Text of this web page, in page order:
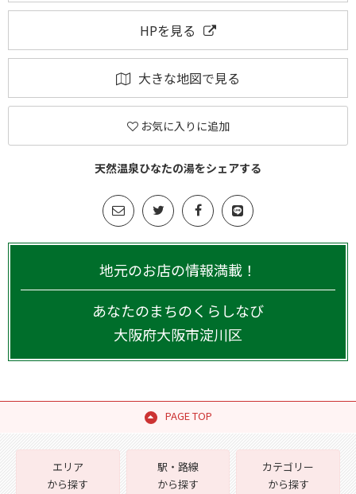
HPを見る
大きな地図で見る
お気に入りに追加
天然温泉ひなたの湯をシェアする
地元のお店の情報満載！
あなたのまちのくらしなび
大阪府大阪市淀川区
PAGE TOP
エリア
から探す
駅・路線
から探す
カテゴリー
から探す